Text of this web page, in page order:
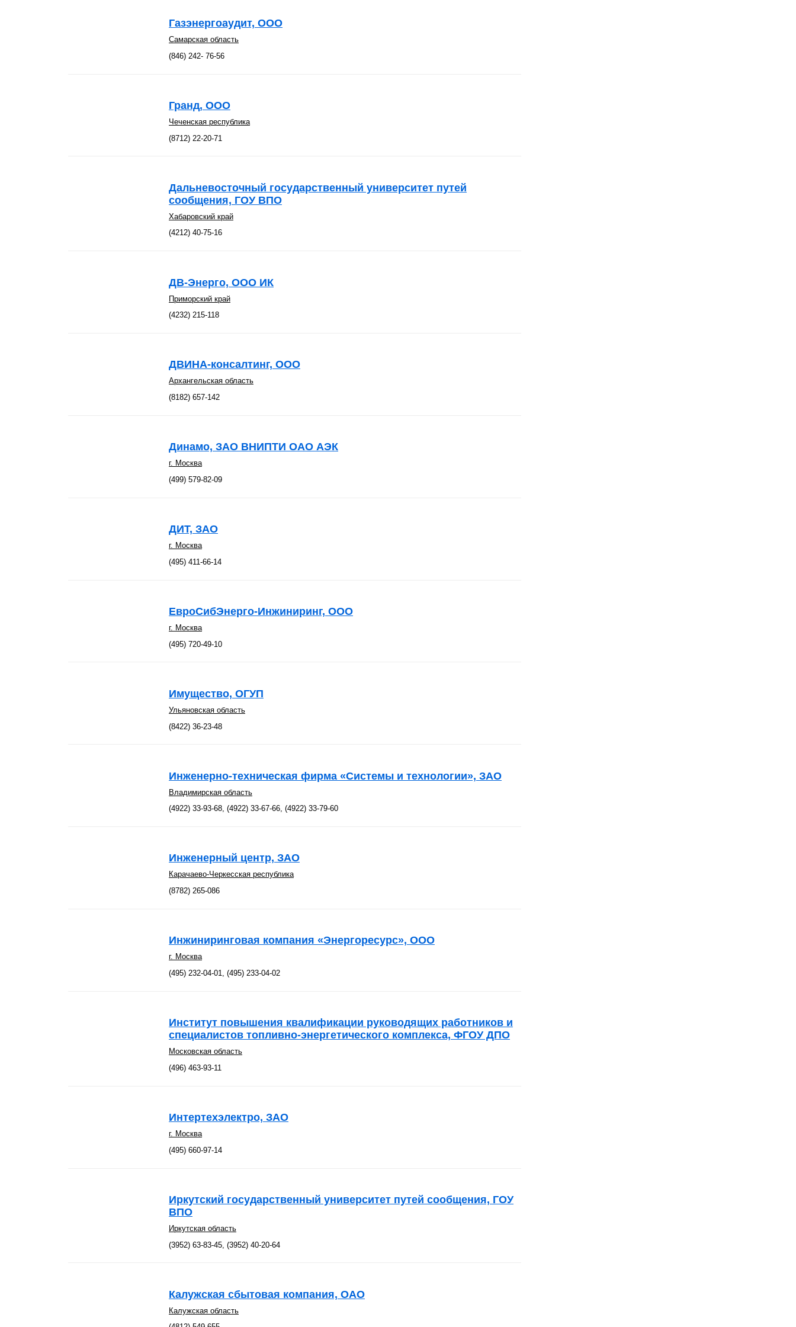
Газэнергоаудит, ООО
Самарская область
(846) 242- 76-56
Гранд, ООО
Чеченская республика
(8712) 22-20-71
Дальневосточный государственный университет путей
сообщения, ГОУ ВПО
Хабаровский край
(4212) 40-75-16
ДВ-Энерго, ООО ИК
Приморский край
(4232) 215-118
ДВИНА-консалтинг, ООО
Архангельская область
(8182) 657-142
Динамо, ЗАО ВНИПТИ ОАО АЭК
г. Москва
(499) 579-82-09
ДИТ, ЗАО
г. Москва
(495) 411-66-14
ЕвроСибЭнерго-Инжиниринг, ООО
г. Москва
(495) 720-49-10
Имущество, ОГУП
Ульяновская область
(8422) 36-23-48
Инженерно-техническая фирма «Системы и технологии», ЗАО
Владимирская область
(4922) 33-93-68, (4922) 33-67-66, (4922) 33-79-60
Инженерный центр, ЗАО
Карачаево-Черкесская республика
(8782) 265-086
Инжиниринговая компания «Энергоресурс», ООО
г. Москва
(495) 232-04-01, (495) 233-04-02
Институт повышения квалификации руководящих работников и
специалистов топливно-энергетического комплекса, ФГОУ ДПО
Московская область
(496) 463-93-11
Интертехэлектро, ЗАО
г. Москва
(495) 660-97-14
Иркутский государственный университет путей сообщения, ГОУ
ВПО
Иркутская область
(3952) 63-83-45, (3952) 40-20-64
Калужская сбытовая компания, ОАО
Калужская область